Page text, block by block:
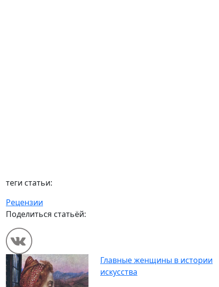
теги статьи:
Рецензии
Поделиться статьёй:
Главные женщины в истории
искусства